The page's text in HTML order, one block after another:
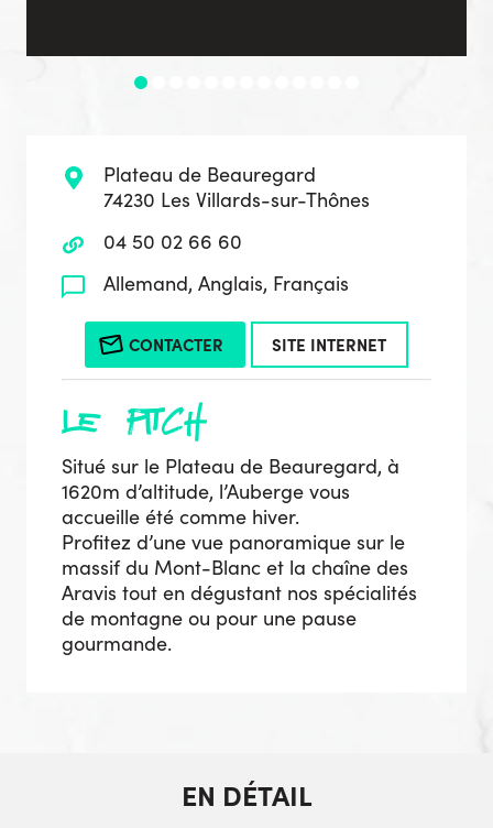
Plateau de Beauregard
74230 Les Villards-sur-Thônes
04 50 02 66 60
Allemand, Anglais, Français
CONTACTER SITE INTERNET
le pitch
Situé sur le Plateau de Beauregard, à
1620m d’altitude, l’Auberge vous
accueille été comme hiver.
Profitez d’une vue panoramique sur le
massif du Mont-Blanc et la chaîne des
Aravis tout en dégustant nos spécialités
de montagne ou pour une pause
gourmande.
EN DÉTAIL